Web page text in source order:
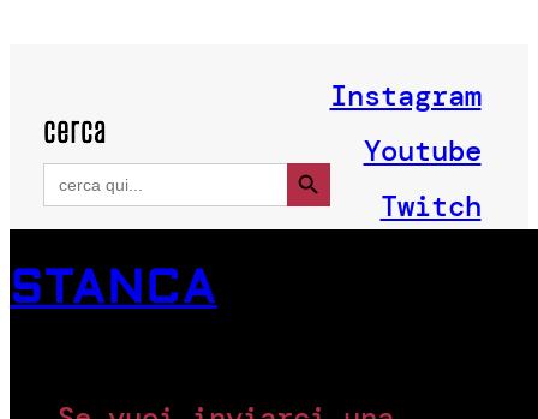
cerca
Search
for:
Search Button
Instagram
Youtube
Twitch
STANCA